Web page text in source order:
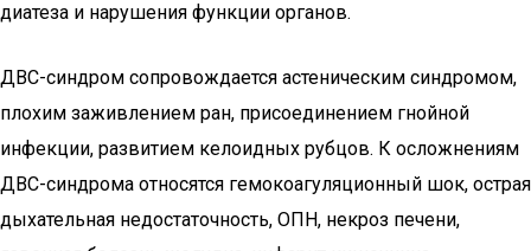
диатеза и нарушения функции органов.
ДВС-синдром сопровождается астеническим синдромом,
плохим заживлением ран, присоединением гнойной
инфекции, развитием келоидных рубцов. К осложнениям
ДВС-синдрома относятся гемокоагуляционный шок, острая
дыхательная недостаточность, ОПН, некроз печени,